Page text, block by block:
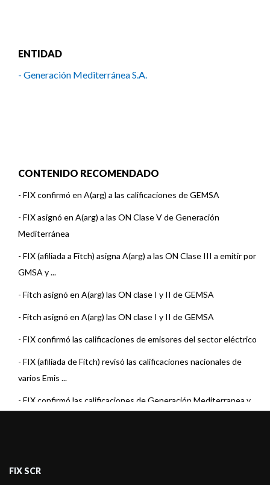
ENTIDAD
- Generación Mediterránea S.A.
CONTENIDO RECOMENDADO
- FIX confirmó en A(arg) a las calificaciones de GEMSA
- FIX asignó en A(arg) a las ON Clase V de Generación
Mediterránea
- FIX (afiliada a Fitch) asigna A(arg) a las ON Clase III a emitir por
GMSA y ...
- Fitch asignó en A(arg) las ON clase I y II de GEMSA
- Fitch asignó en A(arg) las ON clase I y II de GEMSA
- FIX confirmó las calificaciones de emisores del sector eléctrico
- FIX (afiliada de Fitch) revisó las calificaciones nacionales de
varios Emis ...
- FIX confirmó las calificaciones de Generación Mediterranea y
- FIX bajó a Categoría BBB+(arg) la calificación de Emisor de
FIX SCR